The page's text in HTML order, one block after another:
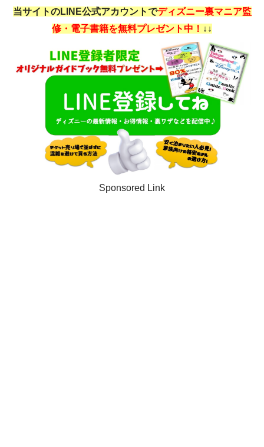
当サイトのLINE公式アカウントでディズニー裏マニア監
修・電子書籍を無料プレゼント中！ ↓↓
Sponsored Link